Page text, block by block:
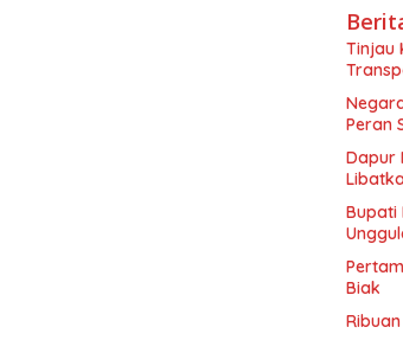
Tinjau
Peran
Dapur
Bupati
Biak